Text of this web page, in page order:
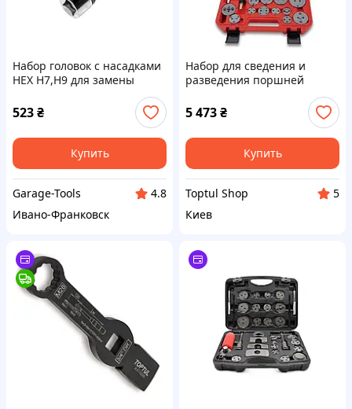
Набор головок с насадками
HEX H7,H9 для замены
тормозных колодок 4924 JTC
523₴
Купить
Garage-Tools
4.8
Ивано-Франковск
Набор для сведения и
разведения поршней
пневматический 18 ед.
TOPTUL JGAI1804
5 473₴
Купить
Toptul Shop
5
Киев